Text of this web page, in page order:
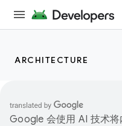
ARCHITECTURE
Google 会使用 AI 技术